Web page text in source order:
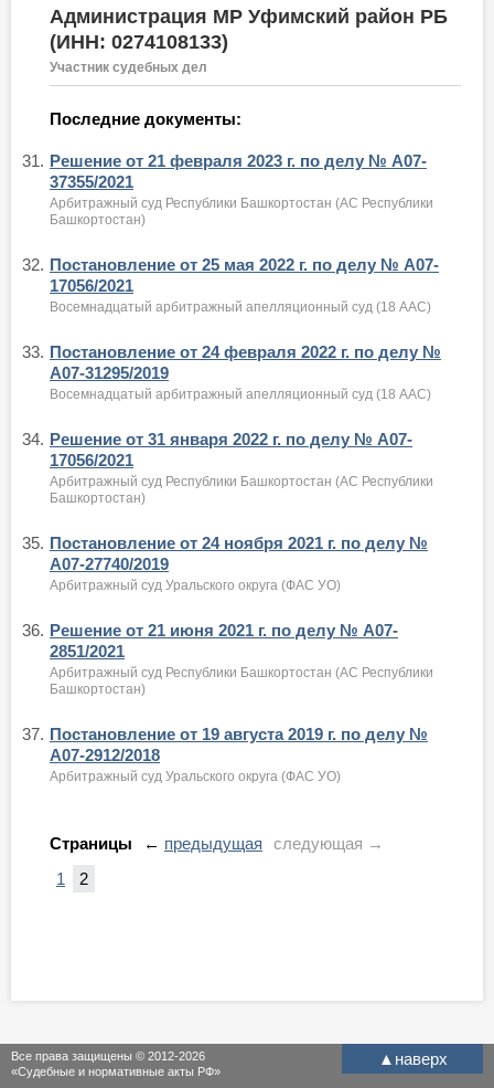
Администрация МР Уфимский район РБ
(ИНН: 0274108133)
Участник судебных дел
Последние документы:
31. Решение от 21 февраля 2023 г. по делу № А07-
37355/2021
Арбитражный суд Республики Башкортостан (АС Республики
Башкортостан)
32. Постановление от 25 мая 2022 г. по делу № А07-
17056/2021
Восемнадцатый арбитражный апелляционный суд (18 ААС)
33. Постановление от 24 февраля 2022 г. по делу №
А07-31295/2019
Восемнадцатый арбитражный апелляционный суд (18 ААС)
34. Решение от 31 января 2022 г. по делу № А07-
17056/2021
Арбитражный суд Республики Башкортостан (АС Республики
Башкортостан)
35. Постановление от 24 ноября 2021 г. по делу №
А07-27740/2019
Арбитражный суд Уральского округа (ФАС УО)
36. Решение от 21 июня 2021 г. по делу № А07-
2851/2021
Арбитражный суд Республики Башкортостан (АС Республики
Башкортостан)
37. Постановление от 19 августа 2019 г. по делу №
А07-2912/2018
Арбитражный суд Уральского округа (ФАС УО)
Страницы ← предыдущая
следующая →
1
2
▲ наверх
Все права защищены © 2012-2026
«Судебные и нормативные акты РФ»